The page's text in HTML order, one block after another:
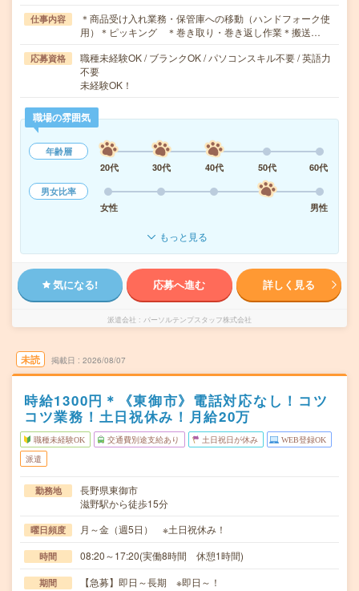
仕事内容
＊商品受け入れ業務・保管庫への移動（ハンドフォーク使
用）＊ピッキング ＊巻き取り・巻き返し作業＊搬送…
応募資格
職種未経験OK / ブランクOK / パソコンスキル不要 / 英語力
不要
未経験OK！
職場の雰囲気
年齢層
20代
30代 40代 50代
60代
男女比率
女性
男性
もっと見る
気になる! 応募へ進む 詳しく見る
派遣会社 パーソルテンプスタッフ株式会社
未読 掲載日 2026/08/07
時給1300円＊《東御市》電話対応なし！コツ
コツ業務！土日祝休み！月給20万
職種未経験OK 交通費別途支給あり 土日祝日が休み WEB登録OK
派遣
勤務地
長野県東御市
滋野駅から徒歩15分
曜日頻度 月～金（週5日） ※土日祝休み！
時間 08:20～17:20(実働8時間 休憩1時間)
期間 【急募】即日～長期 ※即日～！